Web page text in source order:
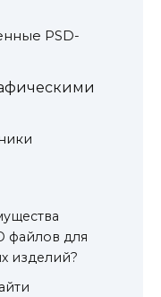
PSD-
файлов для
изделий?